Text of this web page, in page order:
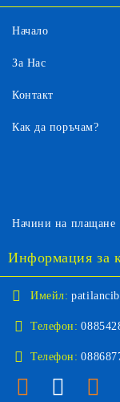
Начало
За Нас
Контакт
Как да поръчам?
Начини на плащане
Информация за
Имейл:
Телефон:
Телефон: